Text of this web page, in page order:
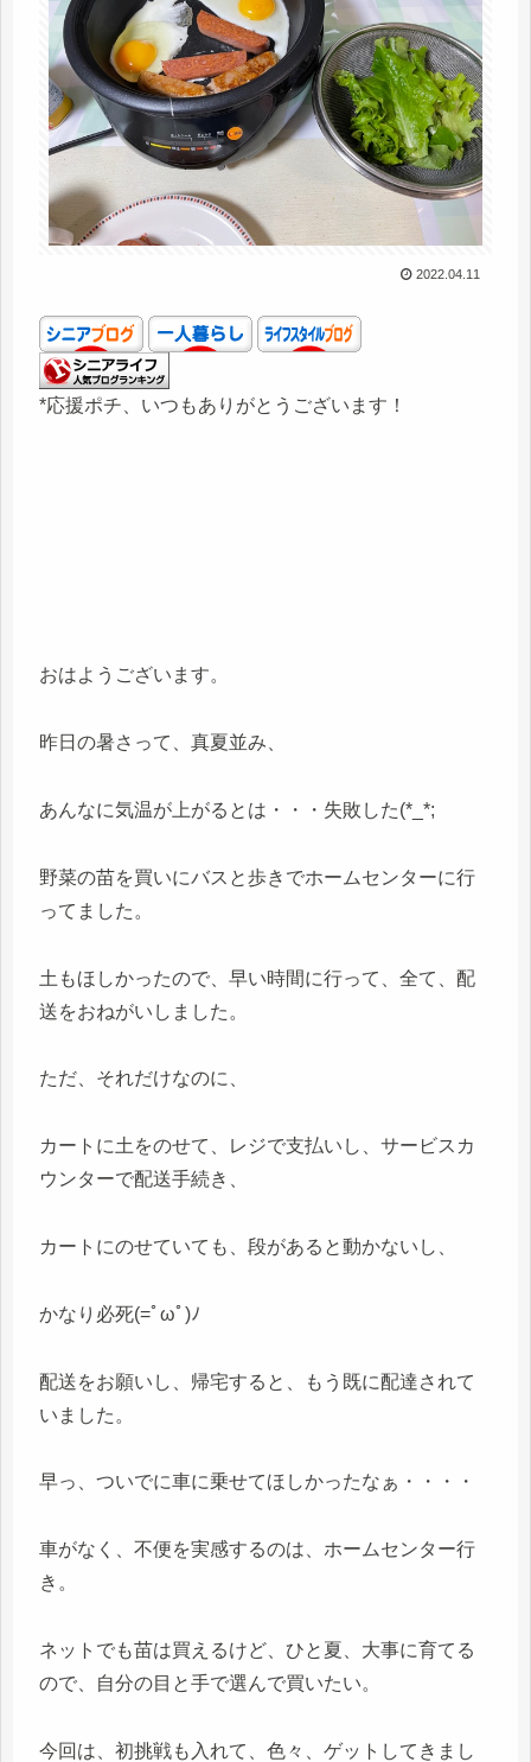
2022.04.11
*応援ポチ、いつもありがとうございます！
おはようございます。
昨日の暑さって、真夏並み、
あんなに気温が上がるとは・・・失敗した(*_*;
野菜の苗を買いにバスと歩きでホームセンターに行
ってました。
土もほしかったので、早い時間に行って、全て、配
送をおねがいしました。
ただ、それだけなのに、
カートに土をのせて、レジで支払いし、サービスカ
ウンターで配送手続き、
カートにのせていても、段があると動かないし、
かなり必死(=ﾟωﾟ)ﾉ
配送をお願いし、帰宅すると、もう既に配達されて
いました。
早っ、ついでに車に乗せてほしかったなぁ・・・・
車がなく、不便を実感するのは、ホームセンター行
き。
ネットでも苗は買えるけど、ひと夏、大事に育てる
ので、自分の目と手で選んで買いたい。
今回は、初挑戦も入れて、色々、ゲットしてきまし